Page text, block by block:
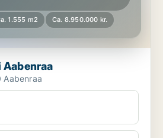
1.555 m2 Ca. 8.950.000 kr.
Aabenraa
Aabenraa